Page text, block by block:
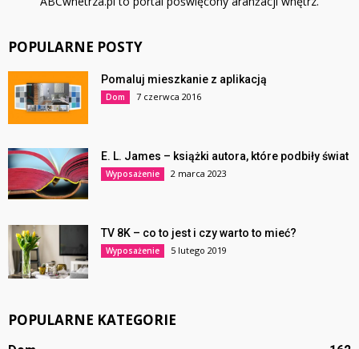
POPULARNE POSTY
Pomaluj mieszkanie z aplikacją
Dom 7 czerwca 2016
E. L. James – książki autora, które podbiły świat
Wyposażenie 2 marca 2023
TV 8K – co to jest i czy warto to mieć?
Wyposażenie 5 lutego 2019
POPULARNE KATEGORIE